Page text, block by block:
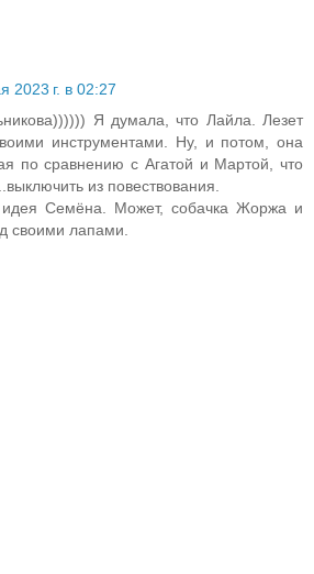
2023 г. в 02:27
Я думала, что Лайла. Лезет
инструментами. Ну, и потом, она
по сравнению с Агатой и Мартой, что
из повествования.
Семёна. Может, собачка Жоржа и
своими лапами.